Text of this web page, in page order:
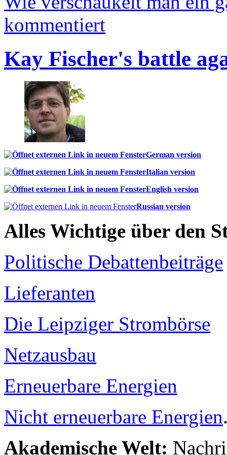
kommentiert
Kay Fischer's battle
German version
Italian version
English version
Russian version
Alles Wichtige über den
Politische Debattenbeiträge
Lieferanten
Die Leipziger Strombörse
Netzausbau
Erneuerbare Energien
Nicht erneuerbare Energien
Akademische Welt: